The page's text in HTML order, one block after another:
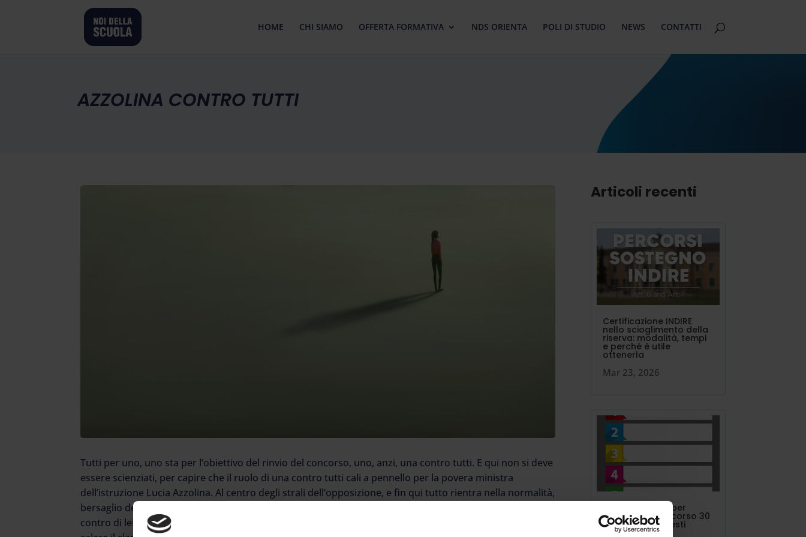
HOME CHI SIAMO OFFERTA FORMATIVA NDS ORIENTA POLI DI STUDIO NEWS CONTATTI
AZZOLINA CONTRO TUTTI
Tutti per uno, uno sta per l’obiettivo del rinvio del concorso, uno, anzi, una contro tutti. E qui non si deve
essere scienziati, per capire che il ruolo di una contro tutti cali a pennello per la povera ministra
dell’istruzione Lucia Azzolina. Al centro degli strali dell’opposizione, e fin qui tutto rientra nella normalità,
bersaglio delle critiche di sindacati, docenti e naturalmente degli studenti, e anche tutto questo ci sta,
contro di lei è sceso in campo anche il maggiore partner di governo, il Pd. E non ha fatto in tempo a
Articoli recenti
Certificazione INDIRE
nello scioglimento della
riserva: modalità, tempi
e perché è utile
ottenerla
Mar 23, 2026
I 24 punti in più per
concorso o percorso 30
CFU vanno richiesti